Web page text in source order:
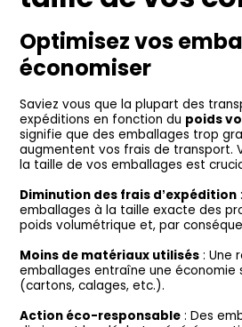
Optimisez vos
économiser
Saviez vous que la plupart des
expéditions en fonction du poids
signifie que des emballages trop
augmentent vos frais de transport.
la taille de vos emballages est
Diminution des frais d’expédition
emballages à la taille exacte des
poids volumétrique et, par
Moins de matériaux utilisés : Une
emballages entraîne une économie
(cartons, calages, etc.).
Action éco-responsable : Des